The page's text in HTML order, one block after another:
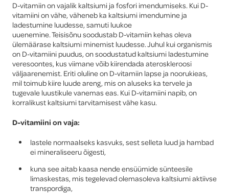
D-vitamiin on vajalik kaltsiumi ja fosfori imendumiseks. Kui D-
vitamiini on vähe, väheneb ka kaltsiumi imendumine ja
ladestumine luudesse, samuti luukoe
uuenemine. Teisisõnu soodustab D-vitamiin kehas oleva
ülemäärase kaltsiumi minemist luudesse. Juhul kui organismis
on D-vitamiini puudus, on soodustatud kaltsiumi ladestumine
veresoontes, kus viimane võib kiirendada ateroskleroosi
väljaarenemist. Eriti oluline on D-vitamiin lapse ja noorukieas,
mil toimub kiire luude areng, mis on aluseks ka tervele ja
tugevale luustikule vanemas eas. Kui D-vitamiini napib, on
korralikust kaltsiumi tarvitamisest vähe kasu.
D-vitamiini on vaja:
lastele normaalseks kasvuks, sest selleta luud ja hambad
ei mineraliseeru õigesti,
kuna see aitab kaasa nende ensüümide sünteesile
limaskestas, mis tegelevad olemasoleva kaltsiumi aktiivse
transpordiga,